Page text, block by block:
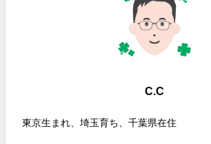
C.C
東京生まれ、埼玉育ち、千葉県在住